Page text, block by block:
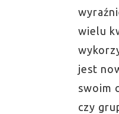
wielu
jest
swoim
czy